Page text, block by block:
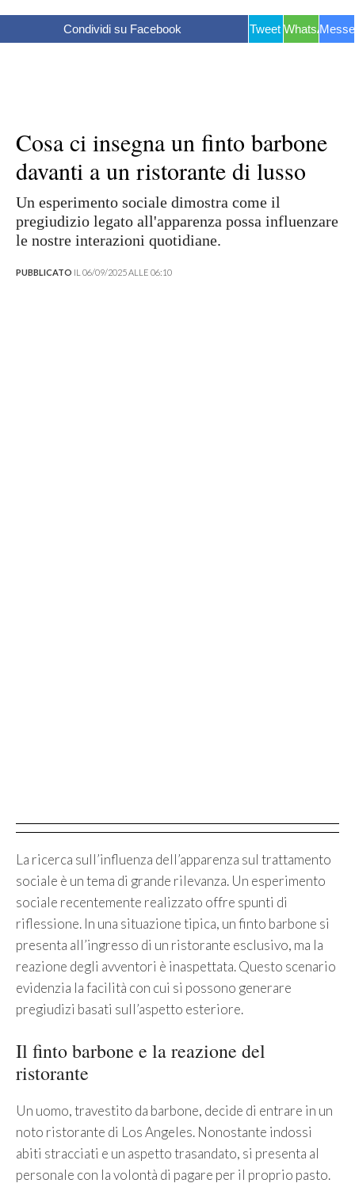
Condividi su Facebook Tweet WhatsApp
Cosa ci insegna un finto barbone
davanti a un ristorante di lusso
Un esperimento sociale dimostra come il
pregiudizio legato all'apparenza possa influenzare
le nostre interazioni quotidiane.
PUBBLICATO IL 06/09/2025 ALLE 06:10
La ricerca sull’influenza dell’apparenza sul trattamento
sociale è un tema di grande rilevanza. Un esperimento
sociale recentemente realizzato offre spunti di
riflessione. In una situazione tipica, un finto barbone si
presenta all’ingresso di un ristorante esclusivo, ma la
reazione degli avventori è inaspettata. Questo scenario
evidenzia la facilità con cui si possono generare
pregiudizi basati sull’aspetto esteriore.
Il finto barbone e la reazione del
ristorante
Un uomo, travestito da barbone, decide di entrare in un
noto ristorante di Los Angeles. Nonostante indossi
abiti stracciati e un aspetto trasandato, si presenta al
personale con la volontà di pagare per il proprio pasto.